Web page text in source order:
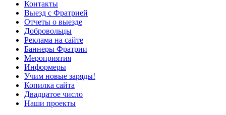
Контакты
Выезд с Фратрией
Отчеты о выезде
Добровольцы
Реклама на сайте
Баннеры Фратрии
Мероприятия
Информеры
Учим новые заряды!
Копилка сайта
Двадцатое число
Наши проекты